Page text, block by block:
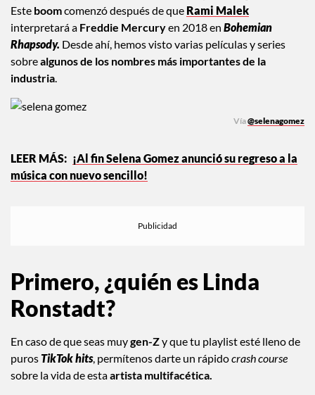
quiera que su historia seacontada en la pantalla grande.
Esteboomcomenzó después de queRami Malek
interpretará aFreddie Mercuryen 2018 enBohemian
Rhapsody.Desde ahí, hemos visto varias películas y series
sobrealgunos de los nombres más importantes de la
¡Al fin Selena Gomez anunció su regreso a la
Primero, ¿quién es Linda
Ronstadt?
En caso de que seas muygen-Zy que tu playlist esté lleno de
puros TikTok hits, permítenos darte un rápido